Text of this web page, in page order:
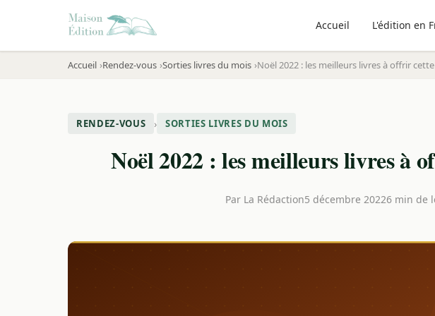
Accueil L'édition en
Accueil Rendez-vous Sorties livres du mois Noël 2022 : les meilleurs livres à offrir
RENDEZ-VOUS › SORTIES LIVRES DU MOIS
Noël 2022 : les meilleurs livres à
Par La Rédaction5 décembre 20226 min de